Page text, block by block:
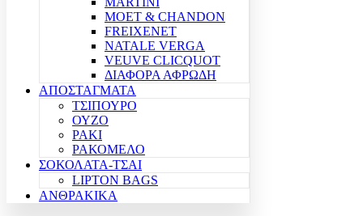
MOET & CHANDON
FREIXENET
NATALE VERGA
VEUVE CLICQUOT
ΔΙΑΦΟΡΑ ΑΦΡΩΔΗ
ΑΠΟΣΤΑΓΜΑΤΑ
ΤΣΙΠΟΥΡΟ
ΟΥΖΟ
ΡΑΚΙ
ΡΑΚΟΜΕΛΟ
ΣΟΚΟΛΑΤΑ-ΤΣΑΙ
LIPTON BAGS
ΑΝΘΡΑΚΙΚΑ